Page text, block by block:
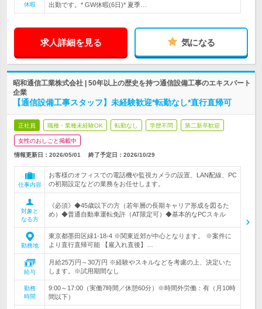
休暇
出勤です。* GW休暇(6日)* 夏季…
求人詳細を見る 気になる
昭和通信工業株式会社 | 50年以上の歴史を持つ通信設備工事のエキスパート
企業
【通信設備工事スタッフ】未経験歓迎*転勤なし*直行直帰可
正社員 職種・業種未経験OK 転勤なし 学歴不問 第二新卒歓迎
女性のおしごと掲載中
情報更新日：2026/05/01 終了予定日： 2026/10/29
仕事内容
お客様のオフィスでの電話機や監視カメラの設置、LAN配線、PC
の初期設定などの業務をお任せします。
対象と
なる方
《必須》◆45歳以下の方（若年層の長期キャリア形成を図るた
め）◆普通自動車運転免許（AT限定可）◆基本的なPCスキル
勤務地
東京都墨田区緑1-18-4 ※関東近郊が中心となります。 ※案件に
より直行直帰可能 【雇入れ直後】…
給与
月給25万円～30万円 ※経験やスキルなどを考慮の上、決定いた
します。※試用期間なし
勤務
時間
9:00～17:00（実働7時間／休憩60分）※時間外労働：有（月10時
間以下）